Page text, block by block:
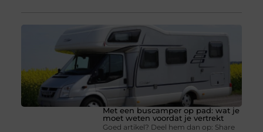
Met een buscamper op pad: wat je
moet weten voordat je vertrekt
Goed artikel? Deel hem dan op: Share